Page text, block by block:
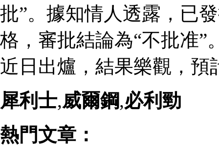
批”。據知情人透露，已
格，審批結論為“不批准”
近日出爐，結果樂觀，預
犀利士,威爾鋼,必利勁
熱門文章：